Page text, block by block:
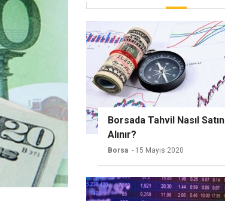
Borsada Tahvil Nasıl Satın
Alınır?
Borsa - 15 Mayıs 2020